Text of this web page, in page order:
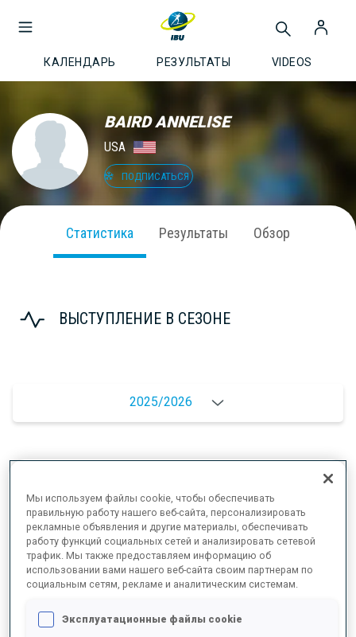
КАЛЕНДАРЬ РЕЗУЛЬТАТЫ VIDEOS
BAIRD ANNELISE
USA
ПОДПИСАТЬСЯ
Статистика Результаты Обзор
ВЫСТУПЛЕНИЕ В СЕЗОНЕ
2025/2026
ЛЫЖНЫЙ ХОД - ОТСТАВАНИЕ ОТ ЛИДЕРА +17.4 s/km
СТРЕЛЬБА ЛЕЖА
СТРЕЛЬБА СТОЯ
Мы используем файлы cookie, чтобы обеспечивать
правильную работу нашего веб-сайта, персонализировать
рекламные объявления и другие материалы, обеспечивать
работу функций социальных сетей и анализировать сетевой
трафик. Мы также предоставляем информацию об
использовании вами нашего веб-сайта своим партнерам по
социальным сетям, рекламе и аналитическим системам.
Эксплуатационные файлы cookie